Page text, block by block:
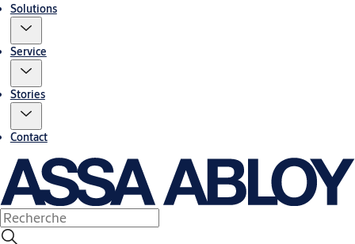
Solutions
Service
Stories
Contact